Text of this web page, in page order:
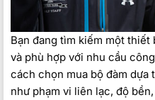
Bạn đang tìm kiếm một
và phù hợp với nhu cầu
cách chọn mua bộ đàm
như phạm vi liên lạc, độ